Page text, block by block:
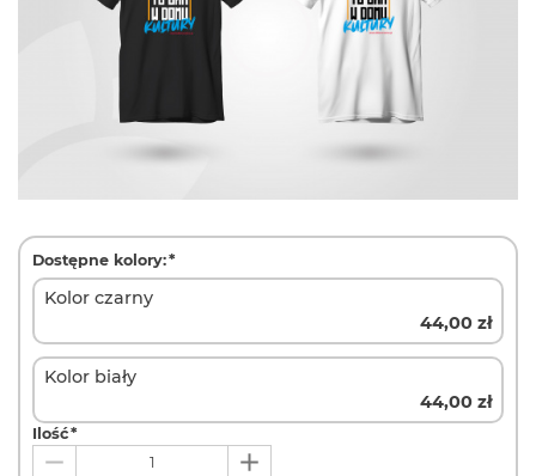
Dostępne kolory:*
Kolor czarny
44,00 zł
Kolor biały
44,00 zł
Ilość*